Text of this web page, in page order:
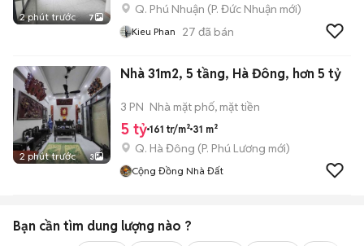
2 phút trước 7
Q. Phú Nhuận (P. Đức Nhuận mới)
Kieu Phan 27 đã bán
2 phút trước 3
Nhà 31m2, 5 tầng, Hà Đông, hơn 5 tỷ
3 PN Nhà mặt phố, mặt tiền
5 tỷ 161 tr/m² 31 m²
Q. Hà Đông (P. Phú Lương mới)
Cộng Đồng Nhà Đất
Bạn cần tìm dung lượng nào ?